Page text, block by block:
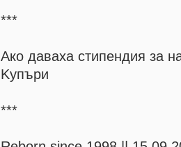
***
Aко даваха стипендия за
Kупъри
***